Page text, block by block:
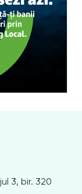
3, bir. 320